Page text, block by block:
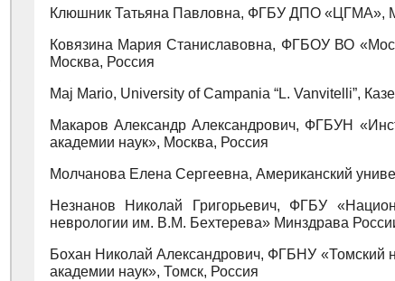
Клюшник Татьяна Павловна, ФГБУ ДПО «ЦГМА»,
Ковязина Мария Станиславовна, ФГБОУ ВО
Москва, Россия
Maj Mario, University of Campania “L. Vanvitelli”,
Макаров Александр Александрович, ФГБУН
академии наук», Москва, Россия
Молчанова Елена Сергеевна, Американский
Незнанов Николай Григорьевич, ФГБУ
неврологии им. В.М. Бехтерева» Минздрава
Бохан Николай Александрович, ФГБНУ «Томский
академии наук», Томск, Россия